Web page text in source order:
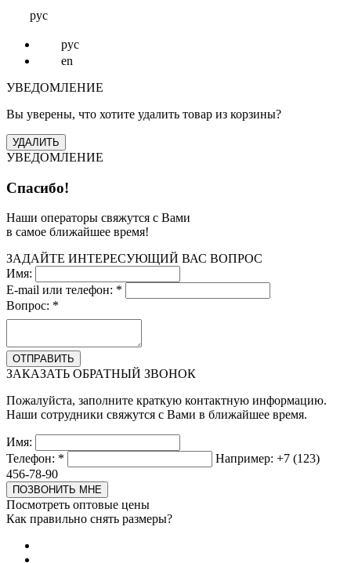
рус
рус
en
УВЕДОМЛЕНИЕ
Вы уверены, что хотите удалить товар из корзины?
УВЕДОМЛЕНИЕ
Спасибо!
Наши операторы свяжутся с Вами
в самое ближайшее время!
ЗАДАЙТЕ ИНТЕРЕСУЮЩИЙ ВАС ВОПРОС
Имя:
E-mail или телефон: *
Вопрос: *
ЗАКАЗАТЬ ОБРАТНЫЙ ЗВОНОК
Пожалуйста, заполните краткую контактную информацию.
Наши сотрудники свяжутся с Вами в ближайшее время.
Имя:
Телефон: *
Например: +7 (123)
456-78-90
Посмотреть оптовые цены
Как правильно снять размеры?